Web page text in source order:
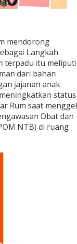
mendorong
Langkah
terpadu itu meliputi
dari bahan
jajanan anak
Rum saat
Obat dan
NTB) di ruang
Dr. Syarif
Karya
Layak